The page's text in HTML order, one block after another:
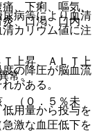
病等により血清
カリウム値に注
の降圧が脳血流
がある。
用量から投与を
激な血圧低下を
、下痢、嘔気、
、口渇、口内
上昇、ＡＬＴ上
常。
（０．５％未